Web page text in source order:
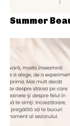
Summer